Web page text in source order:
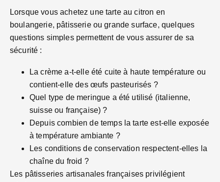
Lorsque vous achetez une tarte au citron en
boulangerie, pâtisserie ou grande surface, quelques
questions simples permettent de vous assurer de sa
sécurité :
La crème a-t-elle été cuite à haute température ou
contient-elle des œufs pasteurisés ?
Quel type de meringue a été utilisé (italienne,
suisse ou française) ?
Depuis combien de temps la tarte est-elle exposée
à température ambiante ?
Les conditions de conservation respectent-elles la
chaîne du froid ?
Les pâtisseries artisanales françaises privilégient